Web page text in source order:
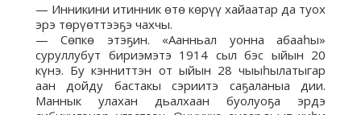
— Инникини итинник өтө көрүү хайаатар да туох
эрэ төрүөттээҕэ чахчы.
— Сөпкө этэҕин. «Аанньал уонна абааһы»
суруллубут бириэмэтэ 1914 сыл бэс ыйын 20
күнэ. Бу кэнниттэн от ыйын 28 чыыһылатыгар
аан дойду бастакы сэриитэ саҕаланыа дии.
Маннык улахан дьалхаан буолуоҕа эрдэ